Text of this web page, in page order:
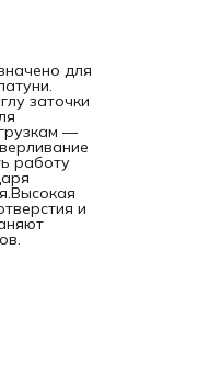
для
заточки
—
работу
и